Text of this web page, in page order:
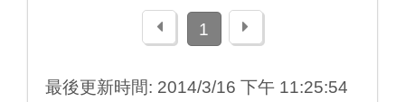
上一頁1 下一頁
最後更新時間: 2014/3/16 下午 11:25:54